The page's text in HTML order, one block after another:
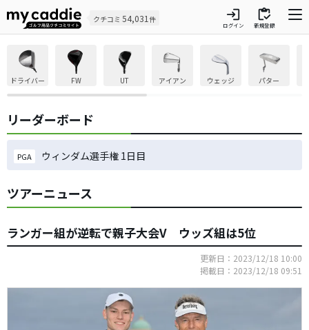
クチコミ 54,031 件 login
ログイン
inventory
新規登録
ドライバー FW UT アイアン ウェッジ パター
リーダーボード
PGA ウィンダム選手権 1日目
ツアーニュース
ランガー組が逆転で親子大会V ウッズ組は5位
更新日：2023/12/18 10:00
掲載日：2023/12/18 09:51